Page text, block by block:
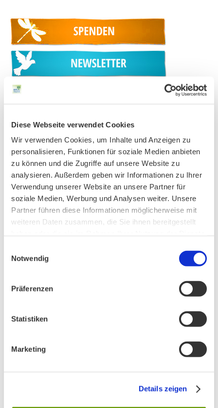
Diese Webseite verwendet Cookies
Wir verwenden Cookies, um Inhalte und Anzeigen zu
personalisieren, Funktionen für soziale Medien anbieten
zu können und die Zugriffe auf unsere Website zu
analysieren. Außerdem geben wir Informationen zu Ihrer
Verwendung unserer Website an unsere Partner für
soziale Medien, Werbung und Analysen weiter. Unsere
Partner führen diese Informationen möglicherweise mit
weiteren Daten zusammen, die Sie ihnen bereitgestellt
Notwendig
Präferenzen
Statistiken
Marketing
Details zeigen
AKTUELLES
Hands OFF Nature – Hände weg von der Natur!
Ankündigung Jahres-Mitgliederversammlung